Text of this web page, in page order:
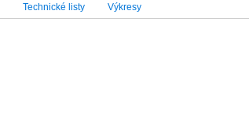
Technické listy Výkresy